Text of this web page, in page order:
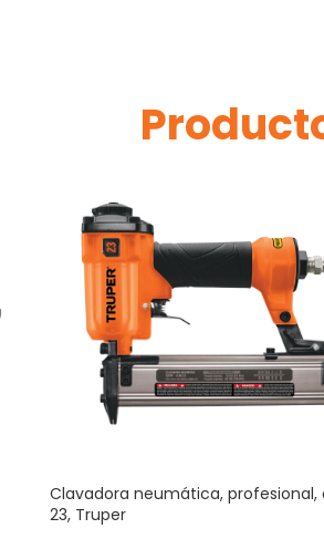
Clavadora neumática, profesional,
23, Truper